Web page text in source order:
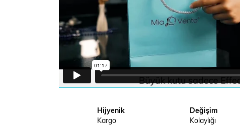
Hijyenik
Kargo
Değişim
Kolaylığı